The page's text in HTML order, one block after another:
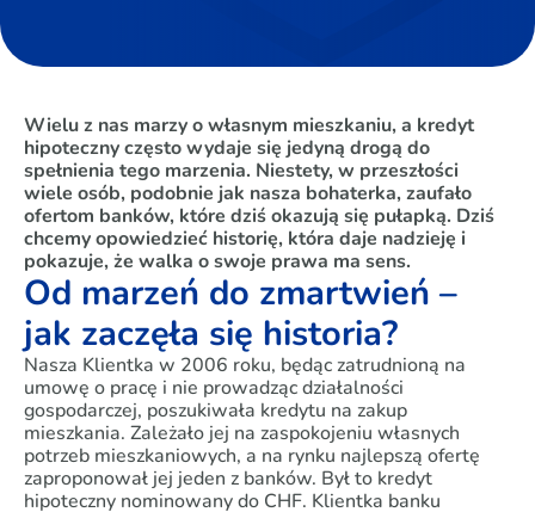
Wielu z nas marzy o własnym mieszkaniu, a kredyt
hipoteczny często wydaje się jedyną drogą do
spełnienia tego marzenia. Niestety, w przeszłości
wiele osób, podobnie jak nasza bohaterka, zaufało
ofertom banków, które dziś okazują się pułapką. Dziś
chcemy opowiedzieć historię, która daje nadzieję i
pokazuje, że walka o swoje prawa ma sens.
Od marzeń do zmartwień –
jak zaczęła się historia?
Nasza Klientka w 2006 roku, będąc zatrudnioną na
umowę o pracę i nie prowadząc działalności
gospodarczej, poszukiwała kredytu na zakup
mieszkania. Zależało jej na zaspokojeniu własnych
potrzeb mieszkaniowych, a na rynku najlepszą ofertę
zaproponował jej jeden z banków. Był to kredyt
hipoteczny nominowany do CHF. Klientka banku